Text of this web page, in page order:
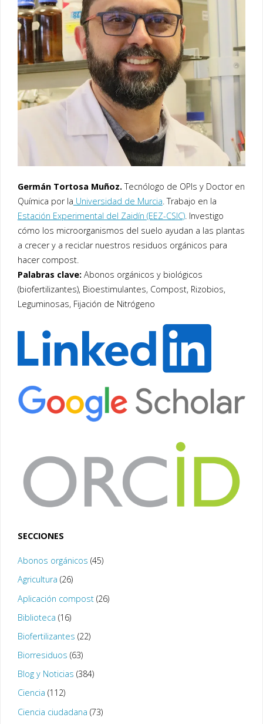
Germán Tortosa Muñoz.Tecnólogo de OPIs y Doctor en
Química por la Universidad de Murcia. Trabajo en la
Estación Experimental del Zaidín (EEZ-CSIC). Investigo
cómo los microorganismos del suelo ayudan a las plantas
a crecer y a reciclar nuestros residuos orgánicos para
hacer compost.
Palabras clave:Abonos orgánicos y biológicos
(biofertilizantes), Bioestimulantes, Compost, Rizobios,
Leguminosas, Fijación de Nitrógeno
SECCIONES
Abonos orgánicos (45)
Agricultura (26)
Aplicación compost(26)
Biblioteca (16)
Biofertilizantes (22)
Biorresiduos (63)
Blog y Noticias (384)
Ciencia (112)
Ciencia ciudadana (73)